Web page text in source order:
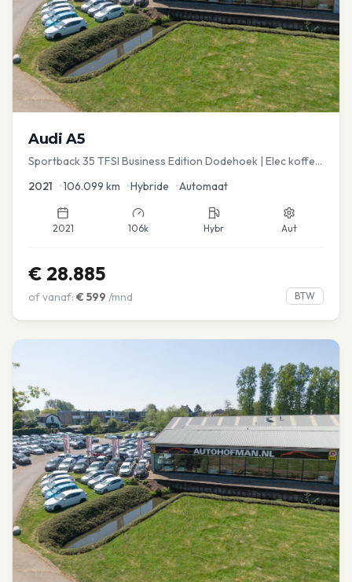
Audi A5
Sportback 35 TFSI Business Edition Dodehoek | Elec koffer
2021 •106.099 km •Hybride •Automaat
2021 106k Hybr Aut
€ 28.885
of vanaf: € 599 /mnd BTW